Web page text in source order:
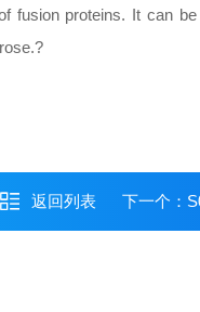
proteins. It can
返回列表 下一个：